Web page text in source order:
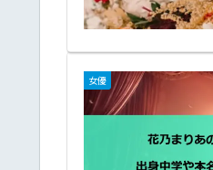
女優